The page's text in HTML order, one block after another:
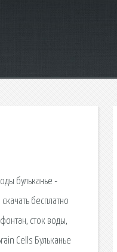
бульканье -
бесплатно
сток воды,
Cells Бульканье